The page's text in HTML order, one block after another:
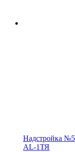
Надстройка №5
AL-1ТЯ